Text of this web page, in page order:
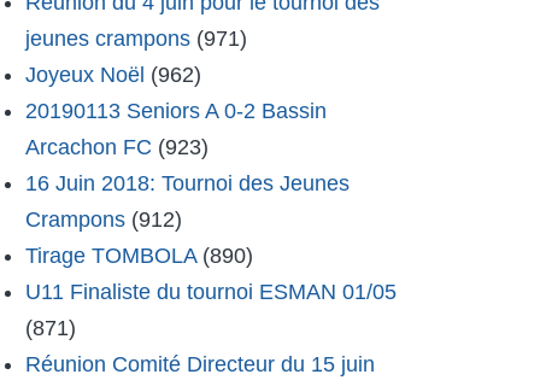
jeunes crampons (971)
Joyeux Noël (962)
20190113 Seniors A 0-2 Bassin
Arcachon FC (923)
16 Juin 2018: Tournoi des Jeunes
Crampons (912)
Tirage TOMBOLA (890)
U11 Finaliste du tournoi ESMAN 01/05
(871)
Réunion Comité Directeur du 15 juin